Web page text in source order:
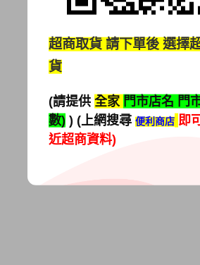
超商取貨 請下單後 選擇
貨
(請提供 全家 門市店名 門
數) ) (上網搜尋 便利商店 即
近超商資料)